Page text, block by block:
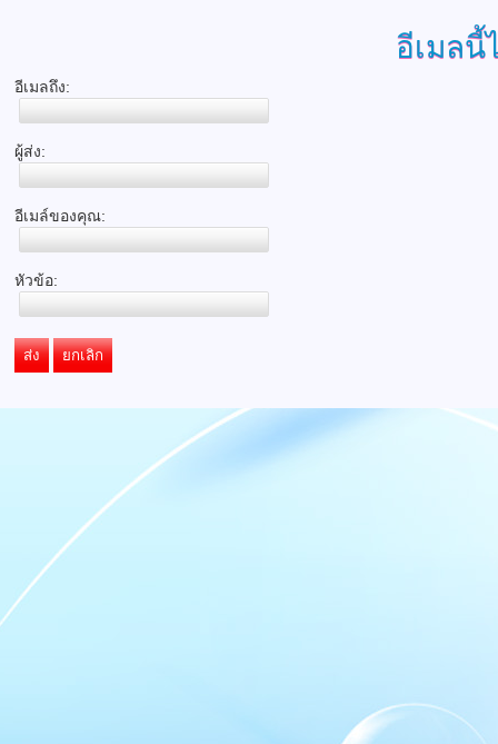
อีเมลนี้
อีเมลถึง:
ผู้ส่ง:
อีเมล์ของคุณ:
หัวข้อ:
ส่ง ยกเลิก